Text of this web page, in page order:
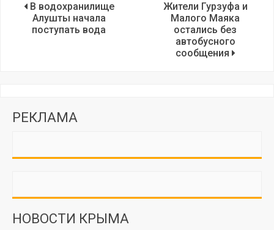
В водохранилище
Алушты начала
поступать вода
Жители Гурзуфа и
Малого Маяка
остались без
автобусного
сообщения
РЕКЛАМА
НОВОСТИ КРЫМА